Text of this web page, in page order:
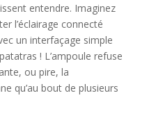
entendre. Imaginez
l’éclairage connecté
un interfaçage simple
! L’ampoule refuse
ou pire, la
qu’au bout de plusieurs